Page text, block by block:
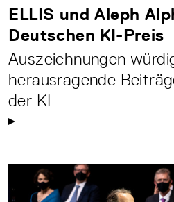
ELLIS und Aleph
Deutschen KI-Preis
Auszeichnungen
herausragende
der KI